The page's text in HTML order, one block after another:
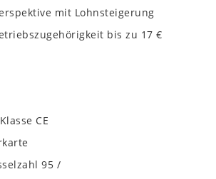
mit Lohnsteigerung
bis zu 17 €
CE
95 /